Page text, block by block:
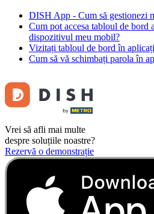
DISH App - Cum să gestionezi
Cum pot accesa tabloul de bord
dispozitivul meu mobil?
Vizitați tabloul de bord în
Cum să vă schimbați parola în
Vrei să afli mai multe
despre soluțiile noastre?
Rezervă o demonstrație